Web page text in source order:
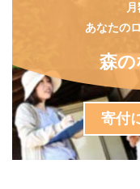
あなたの
森の
寄付